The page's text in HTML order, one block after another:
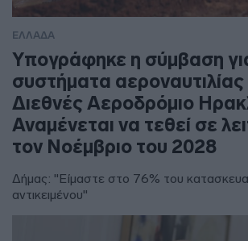
ΕΛΛΑΔΑ
Υπογράφηκε η σύμβαση
συστήματα
Διεθνές Αεροδρόμιο
Αναμένεται να τεθεί σε
τον Νοέμβριο του 2028
Δήμας: "Είμαστε στο 76% του
αντικειμένου"